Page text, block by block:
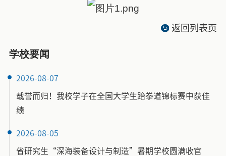
返回列表页
学校要闻
2026-08-07
载誉而归！我校学子在全国大学生跆拳道锦标赛中获佳
绩
2026-08-05
省研究生“深海装备设计与制造”暑期学校圆满收官